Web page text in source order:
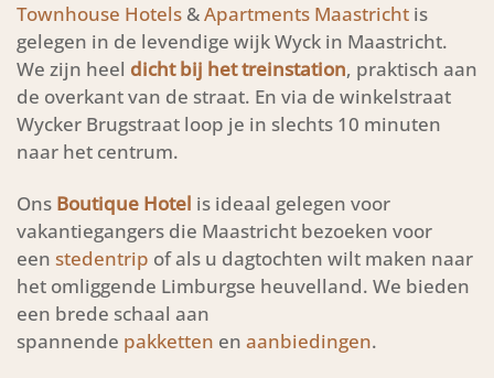
Townhouse Hotels &Apartments Maastricht is
gelegen in de levendige wijk Wyck in Maastricht.
We zijn heel dicht bij het treinstation, praktisch aan
de overkant van de straat. En via de winkelstraat
Wycker Brugstraat loop je in slechts 10 minuten
naar het centrum.
Ons Boutique Hotel is ideaal gelegen voor
vakantiegangers die Maastricht bezoeken voor
een stedentrip of als u dagtochten wilt maken naar
het omliggende Limburgse heuvelland. We bieden
een brede schaal aan
spannende pakketten en aanbiedingen.